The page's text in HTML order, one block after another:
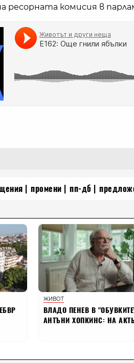
ресорната комисия в
промени пп-дб